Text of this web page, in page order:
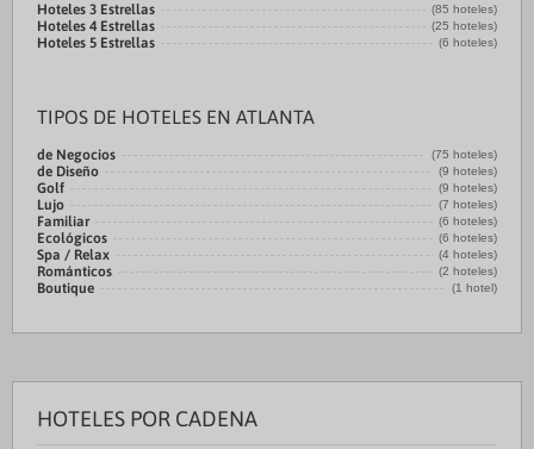
Hoteles 3 Estrellas (85 hoteles)
Hoteles 4 Estrellas (25 hoteles)
Hoteles 5 Estrellas (6 hoteles)
TIPOS DE HOTELES EN ATLANTA
de Negocios (75 hoteles)
de Diseño (9 hoteles)
Golf (9 hoteles)
Lujo (7 hoteles)
Familiar (6 hoteles)
Ecológicos (6 hoteles)
Spa / Relax (4 hoteles)
Románticos (2 hoteles)
Boutique (1 hotel)
HOTELES POR CADENA